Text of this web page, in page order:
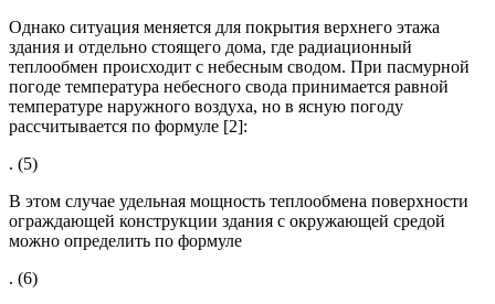
Однако ситуация меняется для покрытия верхнего этажа
здания и отдельно стоящего дома, где радиационный
теплообмен происходит с небесным сводом. При пасмурной
погоде температура небесного свода принимается равной
температуре наружного воздуха, но в ясную погоду
рассчитывается по формуле [2]:
. (5)
В этом случае удельная мощность теплообмена поверхности
ограждающей конструкции здания с окружающей средой
можно определить по формуле
. (6)